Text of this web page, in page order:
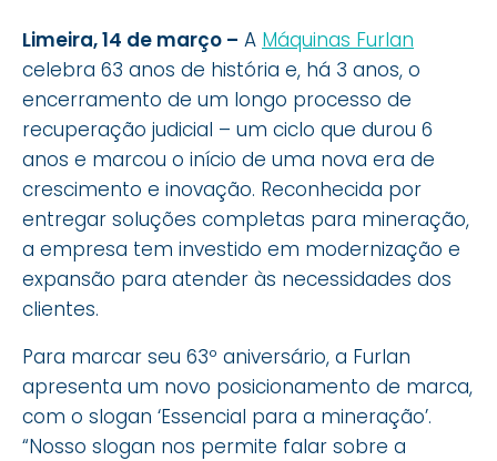
Limeira, 14 de março – A Máquinas Furlan
celebra 63 anos de história e, há 3 anos, o
encerramento de um longo processo de
recuperação judicial – um ciclo que durou 6
anos e marcou o início de uma nova era de
crescimento e inovação. Reconhecida por
entregar soluções completas para mineração,
a empresa tem investido em modernização e
expansão para atender às necessidades dos
clientes.
Para marcar seu 63º aniversário, a Furlan
apresenta um novo posicionamento de marca,
com o slogan ‘Essencial para a mineração’.
“Nosso slogan nos permite falar sobre a